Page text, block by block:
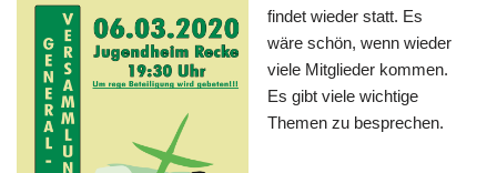
findet wieder statt. Es
wäre schön, wenn wieder
viele Mitglieder kommen.
Es gibt viele wichtige
Themen zu besprechen.